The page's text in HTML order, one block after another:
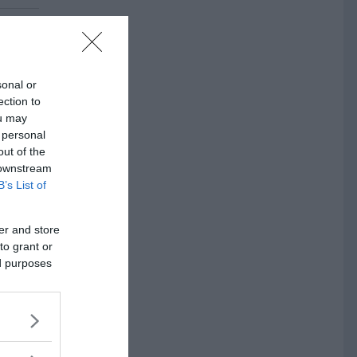
or
to
may
of the
List of
and store
grant or
purposes